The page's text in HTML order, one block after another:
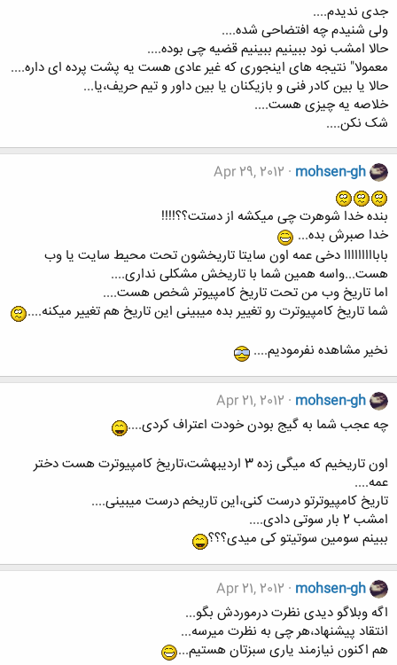
جدی ندیدم....
ولی شنیدم چه افتضاحی شده....
حالا امشب نود ببینیم ببینیم قضیه چی بوده....
معمولا" نتیجه های اینجوری که غیر عادی هست یه پشت پرده ای داره....
حالا یا بین کادر فنی و بازیکنان یا بین داور و تیم حریف،یا...
خلاصه یه چیزی هست....
شک نکن....
mohsen-gh
Apr 29, 2012
بنده خدا شوهرت چی میکشه از دستت؟؟!!!!
خدا صبرش بده...
بابااااااااا دخی عمه اون سایتا تاریخشون تحت محیط سایت یا وب
هست...واسه همین شما با تاریخش مشکلی نداری....
اما تاریخ وب من تحت تاریخ کامپیوتر شخص هست....
شما تاریخ کامپیوترت رو تغییر بده میبینی این تاریخ هم تغییر میکنه....
نخیر مشاهده نفرمودیم....
mohsen-gh
Apr 21, 2012
چه عجب شما به گیج بودن خودت اعتراف کردی....
اون تاریخیم که میگی زده 3 اردیبهشت،تاریخ کامپیوترت هست دختر
عمه....
تاریخ کامپیوترتو درست کنی،این تاریخم درست میبینی....
امشب 2 بار سوتی دادی....
ببینم سومین سوتیتو کی میدی؟؟؟
mohsen-gh
Apr 21, 2012
اگه وبلاگو دیدی نظرت درموردش بگو...
انتقاد پیشنهاد،هر چی به نظرت میرسه...
هم اکنون نیازمند یاری سبزتان هستیم...